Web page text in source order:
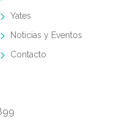
Yates
Noticias y Eventos
Contacto